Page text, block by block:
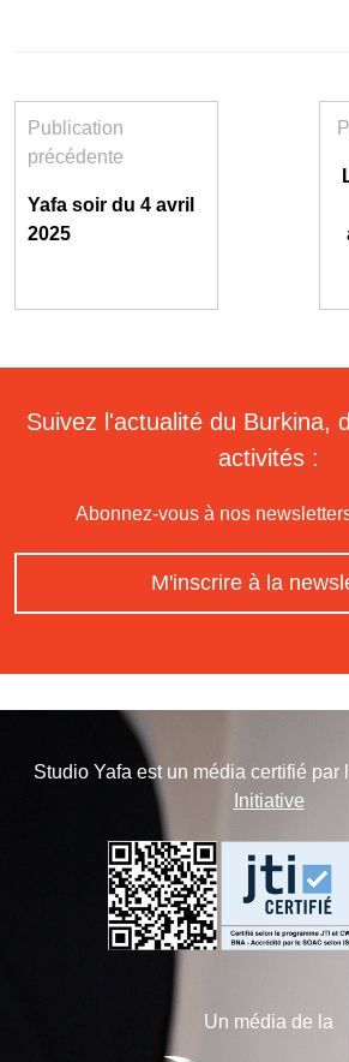
Publication
précédente
Yafa soir du 4 avril
2025
Suivez l'actualité du Burkina,
activités :
Abonnez-vous à nos
M'inscrire à la
Studio Yafa est un média certifié par
Initiative
Un média de la